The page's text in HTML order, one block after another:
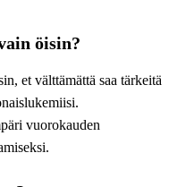
öisin?
et välttämättä saa tärkeitä
vuorokauden